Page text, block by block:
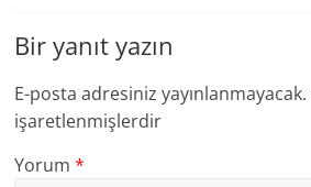
Bir yanıt yazın
E-posta adresiniz yayınlanmayacak.
işaretlenmişlerdir
Yorum*